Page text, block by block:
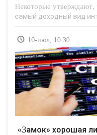
Некоторые утверждают,
самый доходный вид
10-июл, 10:30
«Замок» хорошая ли это тактика для работы